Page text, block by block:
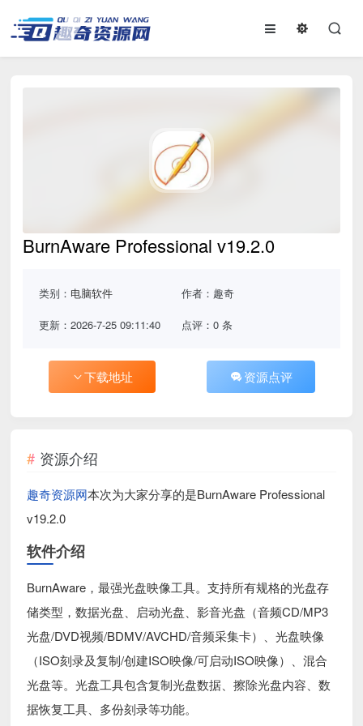
BurnAware Professional v19.2.0
类别： 电脑软件 作者：趣奇
更新：2026-7-25 09:11:40 点评：0 条
下载地址 资源点评
资源介绍
趣奇资源网本次为大家分享的是BurnAware Professional
v19.2.0
软件介绍
BurnAware，最强光盘映像工具。支持所有规格的光盘存
储类型，数据光盘、启动光盘、影音光盘（音频CD/MP3
光盘/DVD视频/BDMV/AVCHD/音频采集卡）、光盘映像
（ISO刻录及复制/创建ISO映像/可启动ISO映像）、混合
光盘等。光盘工具包含复制光盘数据、擦除光盘内容、数
据恢复工具、多份刻录等功能。